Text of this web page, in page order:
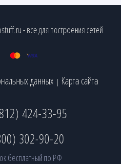
- все для построения сетей
данных | Карта сайта
424-33-95
302-90-20
бесплатный по РФ